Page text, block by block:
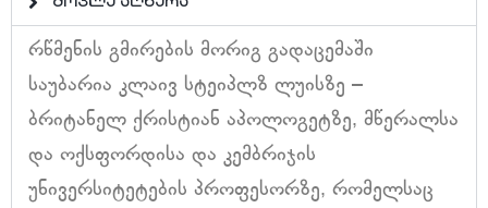
მოკლე აღწერა
რწმენის გმირების მორიგ გადაცემაში
საუბარია კლაივ სტეიპლზ ლუისზე –
ბრიტანელ ქრისტიან აპოლოგეტზე, მწერალსა
და ოქსფორდისა და კემბრიჯის
უნივერსიტეტების პროფესორზე, რომელსაც